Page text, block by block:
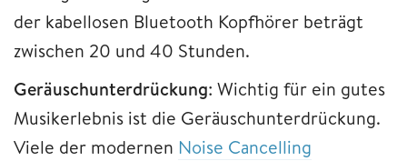
der kabellosen Bluetooth Kopfhörer beträgt
zwischen 20 und 40 Stunden.
Geräuschunterdrückung: Wichtig für ein gutes
Musikerlebnis ist die Geräuschunterdrückung.
Viele der modernen Noise Cancelling